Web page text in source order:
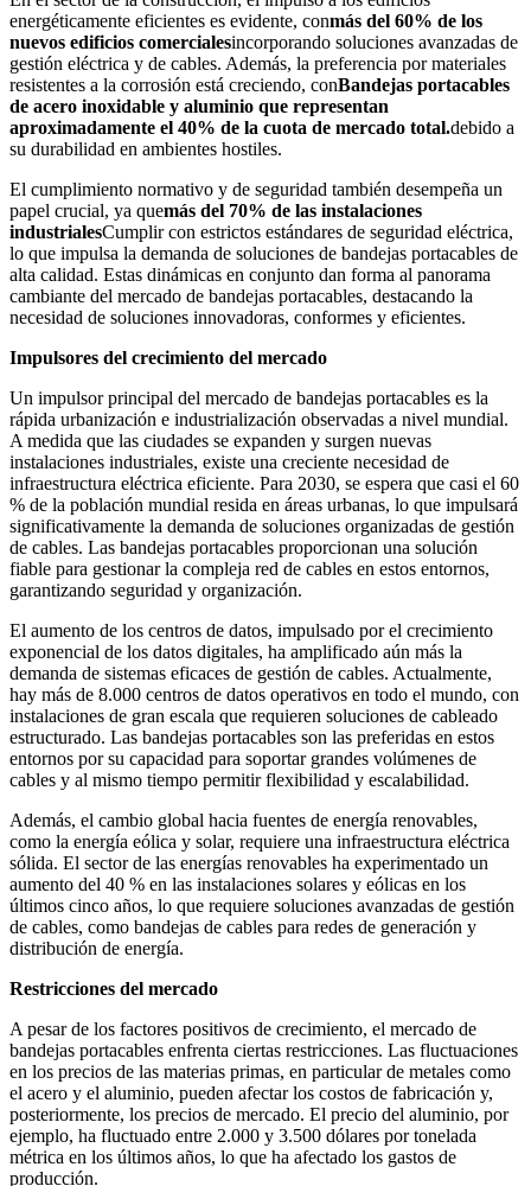
energéticamente eficientes es evidente, conmás del 60% de los
nuevos edificios comercialesincorporando soluciones avanzadas de
gestión eléctrica y de cables. Además, la preferencia por materiales
resistentes a la corrosión está creciendo, conBandejas portacables
de acero inoxidable y aluminio que representan
aproximadamente el 40% de la cuota de mercado total.debido a
su durabilidad en ambientes hostiles.
El cumplimiento normativo y de seguridad también desempeña un
papel crucial, ya quemás del 70% de las instalaciones
industrialesCumplir con estrictos estándares de seguridad eléctrica,
lo que impulsa la demanda de soluciones de bandejas portacables de
alta calidad. Estas dinámicas en conjunto dan forma al panorama
cambiante del mercado de bandejas portacables, destacando la
necesidad de soluciones innovadoras, conformes y eficientes.
Impulsores del crecimiento del mercado
Un impulsor principal del mercado de bandejas portacables es la
rápida urbanización e industrialización observadas a nivel mundial.
A medida que las ciudades se expanden y surgen nuevas
instalaciones industriales, existe una creciente necesidad de
infraestructura eléctrica eficiente. Para 2030, se espera que casi el 60
% de la población mundial resida en áreas urbanas, lo que impulsará
significativamente la demanda de soluciones organizadas de gestión
de cables. Las bandejas portacables proporcionan una solución
fiable para gestionar la compleja red de cables en estos entornos,
garantizando seguridad y organización.
El aumento de los centros de datos, impulsado por el crecimiento
exponencial de los datos digitales, ha amplificado aún más la
demanda de sistemas eficaces de gestión de cables. Actualmente,
hay más de 8.000 centros de datos operativos en todo el mundo, con
instalaciones de gran escala que requieren soluciones de cableado
estructurado. Las bandejas portacables son las preferidas en estos
entornos por su capacidad para soportar grandes volúmenes de
cables y al mismo tiempo permitir flexibilidad y escalabilidad.
Además, el cambio global hacia fuentes de energía renovables,
como la energía eólica y solar, requiere una infraestructura eléctrica
sólida. El sector de las energías renovables ha experimentado un
aumento del 40 % en las instalaciones solares y eólicas en los
últimos cinco años, lo que requiere soluciones avanzadas de gestión
de cables, como bandejas de cables para redes de generación y
distribución de energía.
Restricciones del mercado
A pesar de los factores positivos de crecimiento, el mercado de
bandejas portacables enfrenta ciertas restricciones. Las fluctuaciones
en los precios de las materias primas, en particular de metales como
el acero y el aluminio, pueden afectar los costos de fabricación y,
posteriormente, los precios de mercado. El precio del aluminio, por
ejemplo, ha fluctuado entre 2.000 y 3.500 dólares por tonelada
métrica en los últimos años, lo que ha afectado los gastos de
producción.